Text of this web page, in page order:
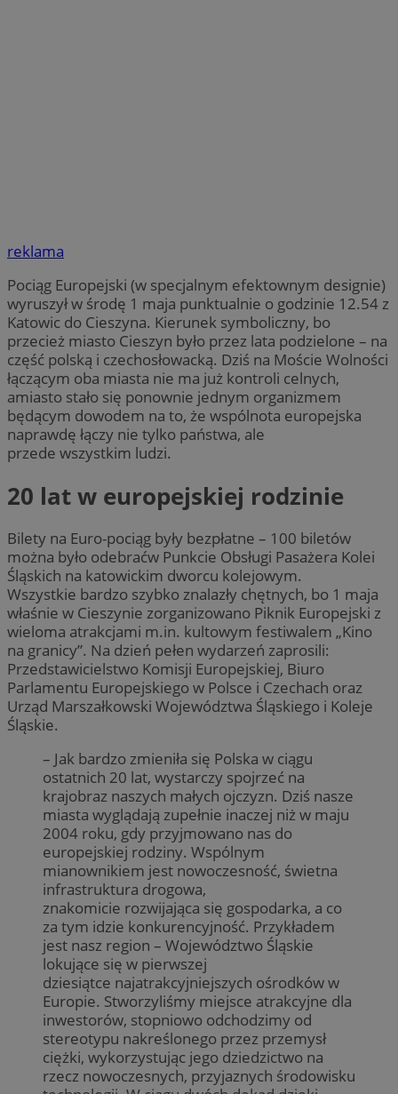
reklama
Pociąg Europejski (w specjalnym efektownym designie)
wyruszył w środę 1 maja punktualnie o godzinie 12.54 z
Katowic do Cieszyna. Kierunek symboliczny, bo
przecież miasto Cieszyn było przez lata podzielone – na
część polską i czechosłowacką. Dziś na Moście Wolności
łączącym oba miasta nie ma już kontroli celnych,
amiasto stało się ponownie jednym organizmem
będącym dowodem na to, że wspólnota europejska
naprawdę łączy nie tylko państwa, ale
przede wszystkim ludzi.
20 lat w europejskiej rodzinie
Bilety na Euro-pociąg były bezpłatne – 100 biletów
można było odebraćw Punkcie Obsługi Pasażera Kolei
Śląskich na katowickim dworcu kolejowym.
Wszystkie bardzo szybko znalazły chętnych, bo 1 maja
właśnie w Cieszynie zorganizowano Piknik Europejski z
wieloma atrakcjami m.in. kultowym festiwalem „Kino
na granicy”. Na dzień pełen wydarzeń zaprosili:
Przedstawicielstwo Komisji Europejskiej, Biuro
Parlamentu Europejskiego w Polsce i Czechach oraz
Urząd Marszałkowski Województwa Śląskiego i Koleje
Śląskie.
– Jak bardzo zmieniła się Polska w ciągu
ostatnich 20 lat, wystarczy spojrzeć na
krajobraz naszych małych ojczyzn. Dziś nasze
miasta wyglądają zupełnie inaczej niż w maju
2004 roku, gdy przyjmowano nas do
europejskiej rodziny. Wspólnym
mianownikiem jest nowoczesność, świetna
infrastruktura drogowa,
znakomicie rozwijająca się gospodarka, a co
za tym idzie konkurencyjność. Przykładem
jest nasz region – Województwo Śląskie
lokujące się w pierwszej
dziesiątce najatrakcyjniejszych ośrodków w
Europie. Stworzyliśmy miejsce atrakcyjne dla
inwestorów, stopniowo odchodzimy od
stereotypu nakreślonego przez przemysł
ciężki, wykorzystując jego dziedzictwo na
rzecz nowoczesnych, przyjaznych środowisku